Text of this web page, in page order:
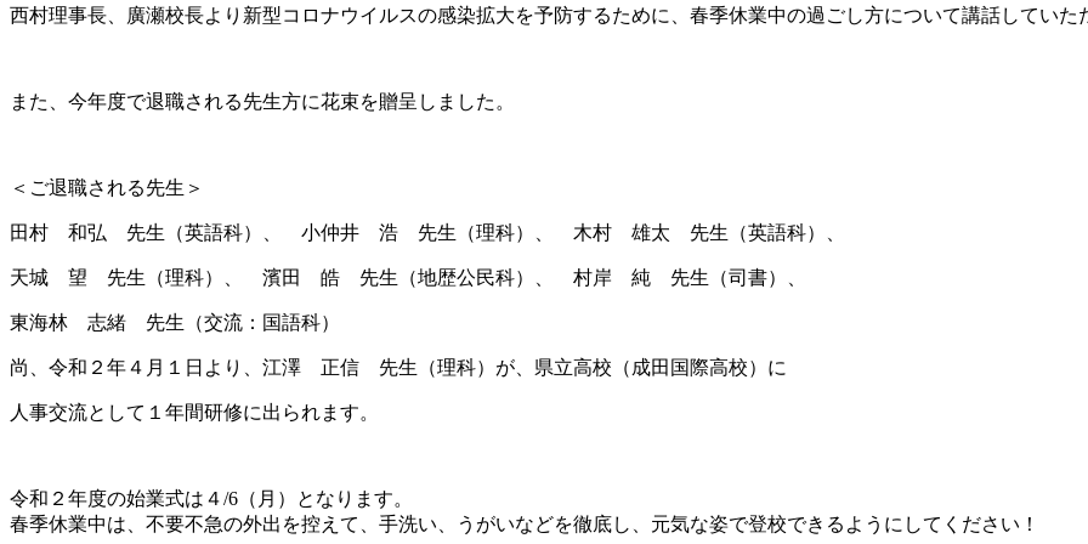
西村理事長、廣瀬校長より新型コロナウイルスの感染拡大を予防するために、春季休業中の過ごし方について講話していた
また、今年度で退職される先生方に花束を贈呈しました。
＜ご退職される先生＞
田村 和弘 先生（英語科）、 小仲井 浩 先生（理科）、 木村 雄太 先生（英語科）、
天城 望 先生（理科）、 濱田 皓 先生（地歴公民科）、 村岸 純 先生（司書）、
東海林 志緒 先生（交流：国語科）
尚、令和２年４月１日より、江澤 正信 先生（理科）が、県立高校（成田国際高校）に
人事交流として１年間研修に出られます。
令和２年度の始業式は４/6（月）となります。
春季休業中は、不要不急の外出を控えて、手洗い、うがいなどを徹底し、元気な姿で登校できるようにしてください！